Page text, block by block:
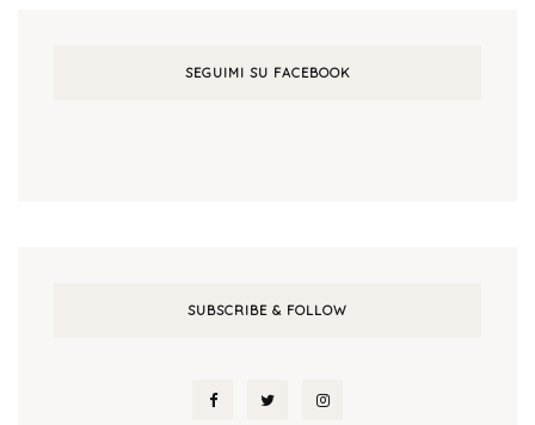
SEGUIMI SU FACEBOOK
SUBSCRIBE & FOLLOW